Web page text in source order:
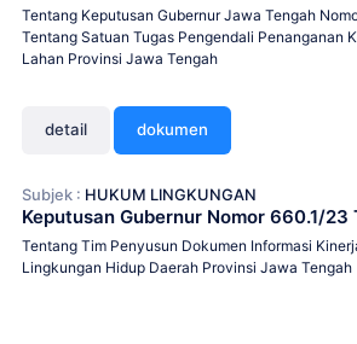
Tentang Keputusan Gubernur Jawa Tengah
Tentang Satuan Tugas Pengendali Penanganan
Lahan Provinsi Jawa Tengah
detail dokumen
Subjek : HUKUM LINGKUNGAN
Keputusan Gubernur Nomor 660.1/23
Tentang Tim Penyusun Dokumen Informasi
Lingkungan Hidup Daerah Provinsi Jawa Tengah